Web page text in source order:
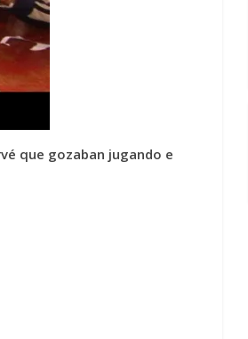
que gozaban jugando e